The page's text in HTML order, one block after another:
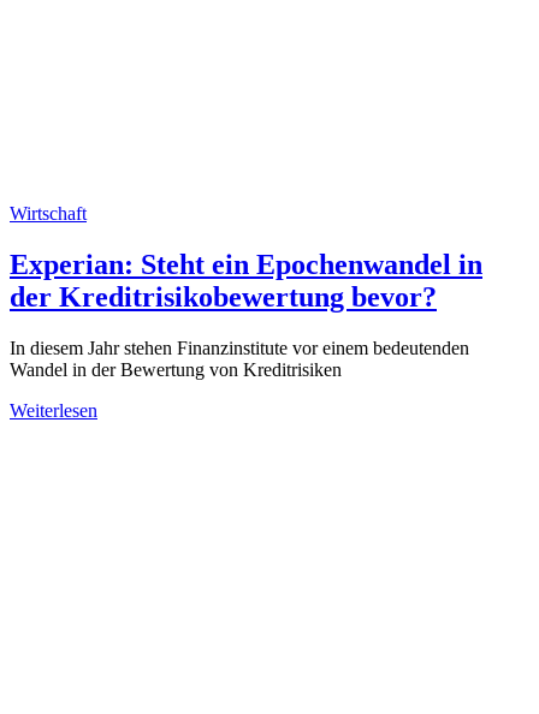
Wirtschaft
Experian: Steht ein Epochenwandel in
der Kreditrisikobewertung bevor?
In diesem Jahr stehen Finanzinstitute vor einem bedeutenden
Wandel in der Bewertung von Kreditrisiken
Weiterlesen